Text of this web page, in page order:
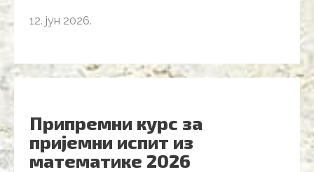
12. јун 2026.
Припремни курс за
пријемни испит из
математике 2026